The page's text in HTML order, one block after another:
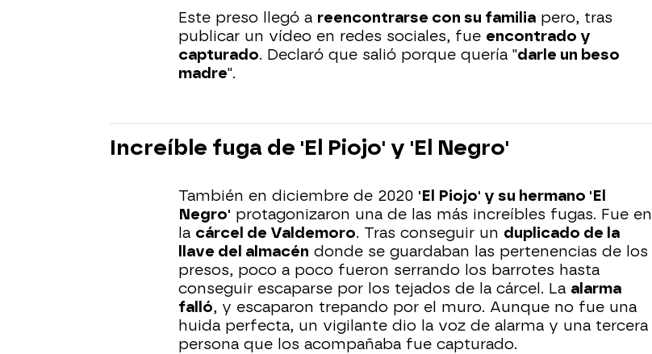
Este preso llegó a reencontrarse con su familia pero, tras
publicar un vídeo en redes sociales, fue encontrado y
capturado. Declaró que salió porque quería "darle un beso
madre".
Increíble fuga de 'El Piojo' y 'El Negro'
También en diciembre de 2020 'El Piojo' y su hermano 'El
Negro' protagonizaron una de las más increíbles fugas. Fue en
la cárcel de Valdemoro. Tras conseguir un duplicado de la
llave del almacén donde se guardaban las pertenencias de los
presos, poco a poco fueron serrando los barrotes hasta
conseguir escaparse por los tejados de la cárcel. La alarma
falló, y escaparon trepando por el muro. Aunque no fue una
huida perfecta, un vigilante dio la voz de alarma y una tercera
persona que los acompañaba fue capturado.